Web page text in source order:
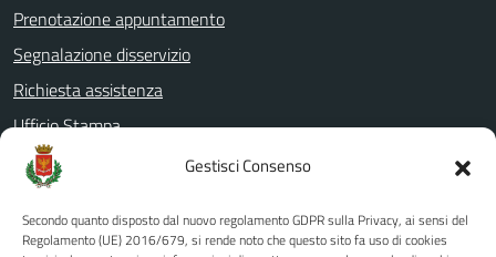
Gestisci Consenso
Secondo quanto disposto dal nuovo regolamento GDPR sulla Privacy, ai sensi del
Regolamento (UE) 2016/679, si rende noto che questo sito fa uso di cookies
Prenotazione appuntamento
Segnalazione disservizio
Richiesta assistenza
Ufficio Stampa
Amministrazione Trasparente
Albo pretorio
Informativa privacy